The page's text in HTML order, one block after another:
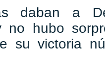
daban a
no hubo
su victoria